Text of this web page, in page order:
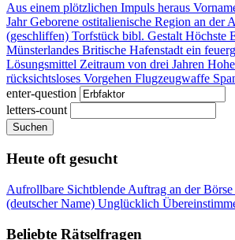
Aus einem plötzlichen Impuls heraus
Jahr Geborene ostitalienische Region an der
(geschliffen) Torfstück bibl. GestaltHöchste
Münsterlandes Britische Hafenstadtein
Lösungsmittel Zeitraum von drei Jahren
rücksichtsloses Vorgehen Flugzeugwaffe
enter-question
letters-count
Suchen
Heute oft gesucht
Aufrollbare Sichtblende Auftrag an der Börse
(deutscher Name) Unglücklich
Beliebte Rätselfragen